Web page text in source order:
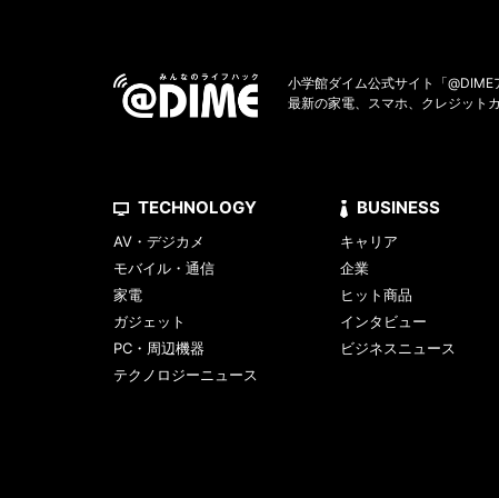
小学館ダイム公式サイト「@DIME
最新の家電、スマホ、クレジット
TECHNOLOGY
AV・デジカメ
モバイル・通信
家電
ガジェット
PC・周辺機器
テクノロジーニュース
BUSINESS
キャリア
企業
ヒット商品
インタビュー
ビジネスニュース